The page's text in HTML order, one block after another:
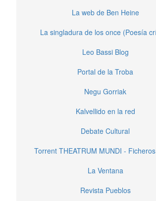
La web de Ben Heine
La singladura de los once (Poesía
Leo Bassi Blog
Portal de la Troba
Negu Gorriak
Kalvellido en la red
Debate Cultural
Torrent THEATRUM MUNDI -
La Ventana
Revista Pueblos